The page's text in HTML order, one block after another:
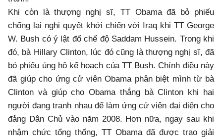
Khi còn là thượng nghị sĩ, TT Obama đã bỏ phiếu
chống lại nghị quyết khởi chiến với Iraq khi TT George
W. Bush có ý lật đổ chế độ Saddam Hussein. Trong khi
đó, bà Hillary Clinton, lúc đó cũng là thượng nghị sĩ, đã
bỏ phiếu ủng hộ kế hoạch của TT Bush. Chính điều này
đã giúp cho ứng cử viên Obama phân biệt mình từ bà
Clinton và giúp cho Obama thắng bà Clinton khi hai
người đang tranh nhau để làm ứng cử viên đại diện cho
đảng Dân Chủ vào năm 2008. Hơn nữa, ngay sau khi
nhậm chức tổng thống, TT Obama đã được trao giải